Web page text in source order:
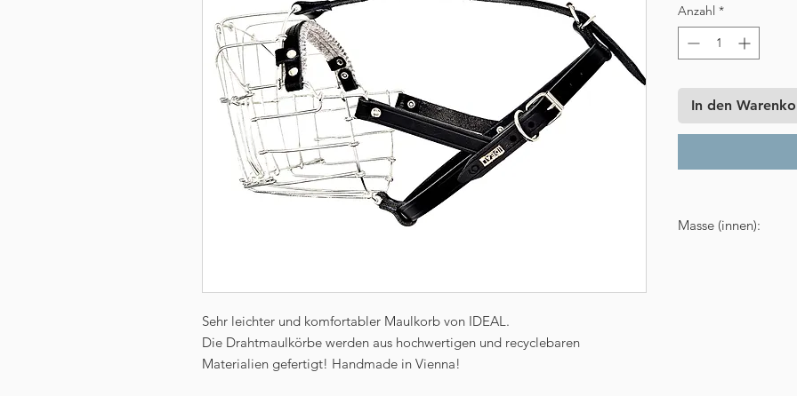
Sehr leichter und komfortabler Maulkorb von IDEAL.
Die Drahtmaulkörbe werden aus hochwertigen und recyclebaren
Materialien gefertigt! Handmade in Vienna!
Anzahl *
In den
Masse (innen):